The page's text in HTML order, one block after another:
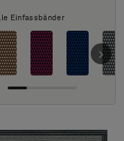
Einfassbänder